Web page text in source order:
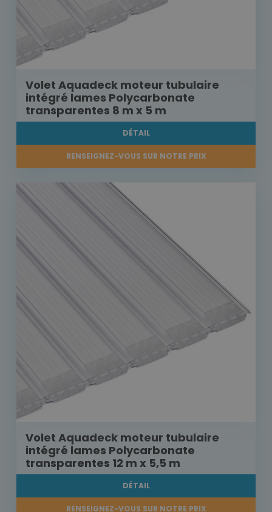
Volet Aquadeck moteur tubulaire
intégré lames Polycarbonate
transparentes 8 m x 5 m
DÉTAIL
RENSEIGNEZ-VOUS SUR NOTRE PRIX
Volet Aquadeck moteur tubulaire
intégré lames Polycarbonate
transparentes 12 m x 5,5 m
DÉTAIL
RENSEIGNEZ-VOUS SUR NOTRE PRIX